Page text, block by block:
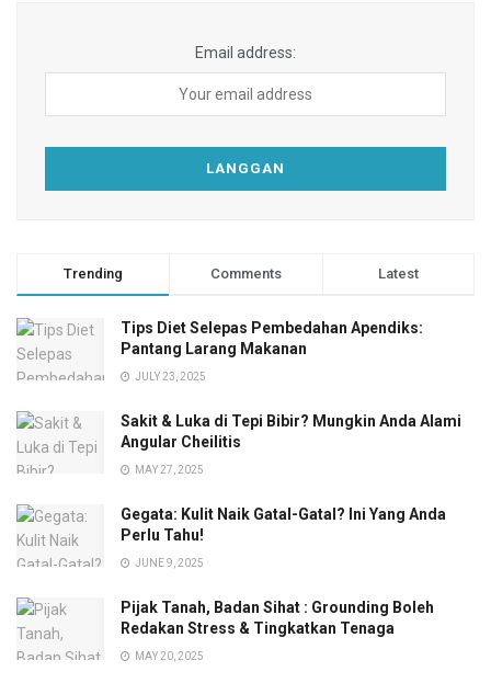
Email address:
Trending Comments Latest
Tips Diet Selepas Pembedahan Apendiks:
Pantang Larang Makanan
JULY 23, 2025
Sakit & Luka di Tepi Bibir? Mungkin Anda Alami
Angular Cheilitis
MAY 27, 2025
Gegata: Kulit Naik Gatal-Gatal? Ini Yang Anda
Perlu Tahu!
JUNE 9, 2025
Pijak Tanah, Badan Sihat : Grounding Boleh
Redakan Stress & Tingkatkan Tenaga
MAY 20, 2025